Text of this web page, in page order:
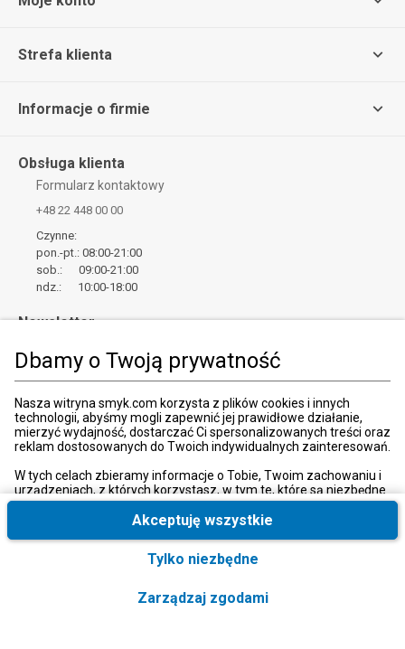
Dbamy o Twoją prywatność
Nasza witryna smyk.com korzysta z plików cookies i innych
technologii, abyśmy mogli zapewnić jej prawidłowe działanie,
mierzyć wydajność, dostarczać Ci spersonalizowanych treści oraz
reklam dostosowanych do Twoich indywidualnych zainteresowań.
W tych celach zbieramy informacje o Tobie, Twoim zachowaniu i
urządzeniach, z których korzystasz, w tym te, które są niezbędne
do prawidłowego funkcjonowania strony internetowej smyk.com.
Te niezbędne pliki cookies możesz wyłączyć zmieniając
wykorzystujemy dodatkowe pliki cookies oraz konwersje
rozszerzone w celu uzyskiwania dostępu, analizowania i
Zarządzaj zgodami
Tylko niezbędne
Akceptuję wszystkie
Strefa klienta
Informacje o firmie
Obsługa klienta
Formularz kontaktowy
+48 22 448 00 00
Czynne:
pon.-pt.: 08:00-21:00
sob.: 09:00-21:00
ndz.: 10:00-18:00
Newsletter
Wpisz adres email
*Wyrażam zgodę na otrzymywanie od SMYK sp. z o.o. informacji o
produktach i usługach oraz promocjach i zniżkach oferowanych
przez SMYK sp. z o.o., za pośrednictwem środków komunikacji
W każdej chwili możesz z łatwością cofnąć wyrażone zgody.
więcej